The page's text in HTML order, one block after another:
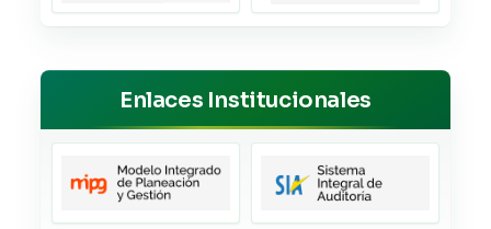
Enlaces Institucionales